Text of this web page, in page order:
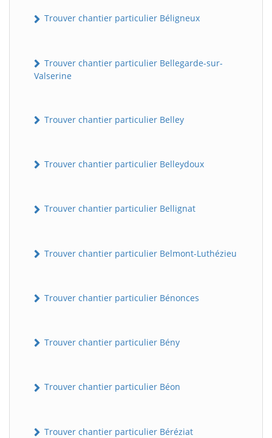
Trouver chantier particulier Béligneux
Trouver chantier particulier Bellegarde-sur-
Valserine
Trouver chantier particulier Belley
Trouver chantier particulier Belleydoux
Trouver chantier particulier Bellignat
Trouver chantier particulier Belmont-Luthézieu
Trouver chantier particulier Bénonces
Trouver chantier particulier Bény
Trouver chantier particulier Béon
Trouver chantier particulier Béréziat